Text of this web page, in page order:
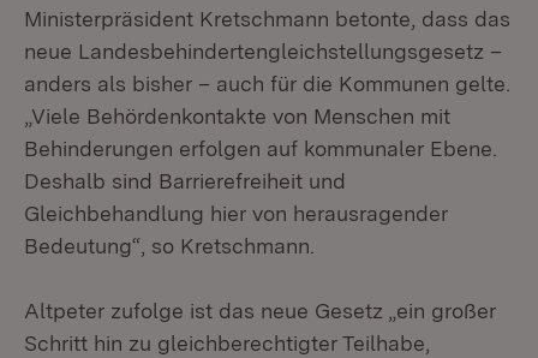
Ministerpräsident Kretschmann betonte, dass das
neue Landesbehindertengleichstellungsgesetz –
anders als bisher – auch für die Kommunen gelte.
„Viele Behördenkontakte von Menschen mit
Behinderungen erfolgen auf kommunaler Ebene.
Deshalb sind Barrierefreiheit und
Gleichbehandlung hier von herausragender
Bedeutung“, so Kretschmann.
Altpeter zufolge ist das neue Gesetz „ein großer
Schritt hin zu gleichberechtigter Teilhabe,